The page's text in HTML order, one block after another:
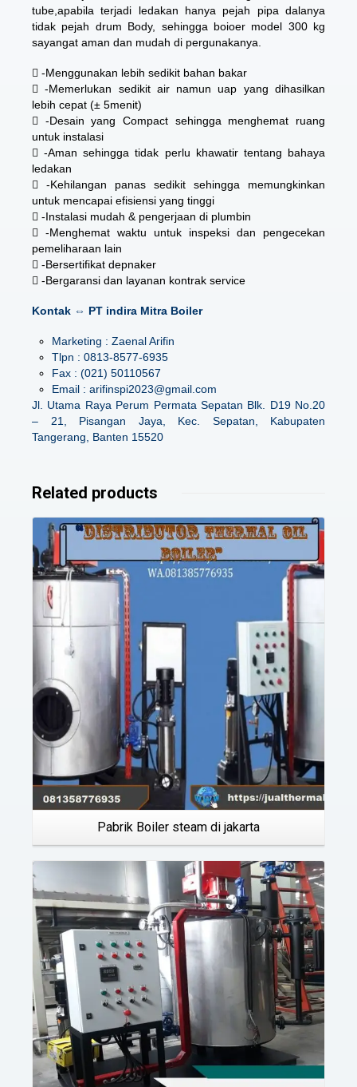
tube,apabila terjadi ledakan hanya pejah pipa dalanya
tidak pejah drum Body, sehingga boioer model 300 kg
sayangat aman dan mudah di pergunakanya.
 -Menggunakan lebih sedikit bahan bakar
 -Memerlukan sedikit air namun uap yang dihasilkan
lebih cepat (± 5menit)
 -Desain yang Compact sehingga menghemat ruang
untuk instalasi
 -Aman sehingga tidak perlu khawatir tentang bahaya
ledakan
 -Kehilangan panas sedikit sehingga memungkinkan
untuk mencapai efisiensi yang tinggi
 -Instalasi mudah & pengerjaan di plumbin
 -Menghemat waktu untuk inspeksi dan pengecekan
pemeliharaan lain
 -Bersertifikat depnaker
 -Bergaransi dan layanan kontrak service
Kontak ⇔ PT indira Mitra Boiler
Marketing : Zaenal Arifin
Tlpn : 0813-8577-6935
Fax : (021) 50110567
Email : arifinspi2023@gmail.com
Jl. Utama Raya Perum Permata Sepatan Blk. D19 No.20
– 21, Pisangan Jaya, Kec. Sepatan, Kabupaten
Tangerang, Banten 15520
Related products
Pabrik Boiler steam di jakarta
Details